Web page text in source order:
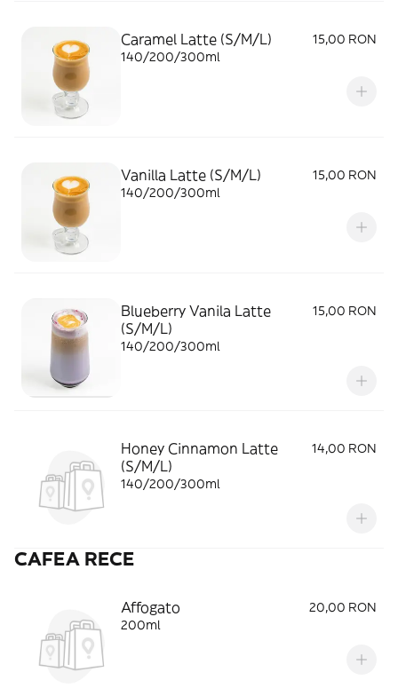
Caramel Latte (S/M/L)
15,00 RON
140/200/300ml
Vanilla Latte (S/M/L)
15,00 RON
140/200/300ml
Blueberry Vanila Latte
(S/M/L)
15,00 RON
140/200/300ml
Honey Cinnamon Latte
(S/M/L)
14,00 RON
140/200/300ml
CAFEA RECE
Affogato
20,00 RON
200ml